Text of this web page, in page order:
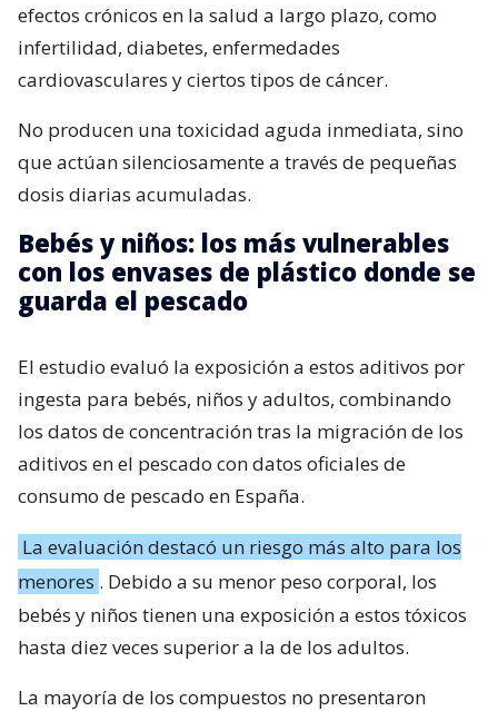
efectos crónicos en la salud a largo plazo, como
infertilidad, diabetes, enfermedades
cardiovasculares y ciertos tipos de cáncer.
No producen una toxicidad aguda inmediata, sino
que actúan silenciosamente a través de pequeñas
dosis diarias acumuladas.
Bebés y niños: los más vulnerables
con los envases de plástico donde se
guarda el pescado
El estudio evaluó la exposición a estos aditivos por
ingesta para bebés, niños y adultos, combinando
los datos de concentración tras la migración de los
aditivos en el pescado con datos oficiales de
consumo de pescado en España.
La evaluación destacó un riesgo más alto para los
menores . Debido a su menor peso corporal, los
bebés y niños tienen una exposición a estos tóxicos
hasta diez veces superior a la de los adultos.
La mayoría de los compuestos no presentaron